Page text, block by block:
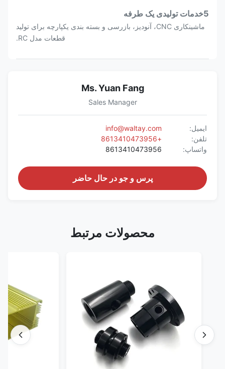
5خدمات تولیدی یک طرفه
ماشینکاری CNC، آنودیز، بازرسی و بسته بندی یکپارچه برای تولید
قطعات مدل RC.
Ms. Yuan Fang
Sales Manager
ایمیل:
info@waltay.com
تلفن:
+8613410473956
واتساپ:
8613410473956
پرس و جو در حال حاضر
محصولات مرتبط